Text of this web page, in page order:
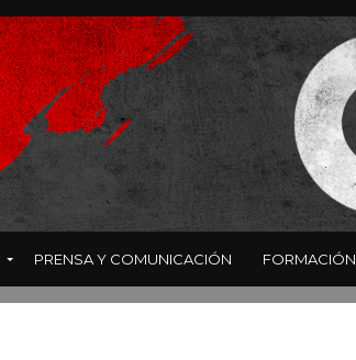
PRENSA Y COMUNICACIÓN FORMACIÓN